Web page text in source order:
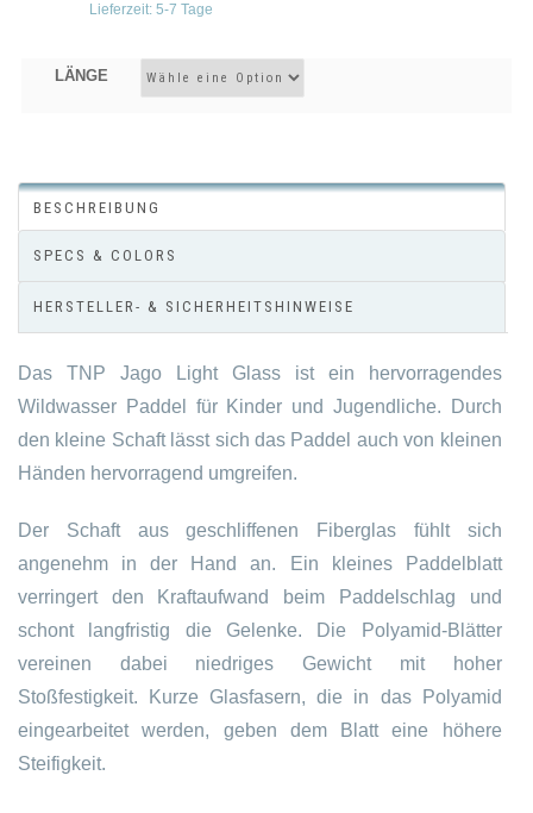
Lieferzeit: 5-7 Tage
LÄNGE
BESCHREIBUNG
SPECS & COLORS
HERSTELLER- & SICHERHEITSHINWEISE
Das TNP Jago Light Glass ist ein hervorragendes
Wildwasser Paddel für Kinder und Jugendliche. Durch
den kleine Schaft lässt sich das Paddel auch von kleinen
Händen hervorragend umgreifen.
Der Schaft aus geschliffenen Fiberglas fühlt sich
angenehm in der Hand an. Ein kleines Paddelblatt
verringert den Kraftaufwand beim Paddelschlag und
schont langfristig die Gelenke. Die Polyamid-Blätter
vereinen dabei niedriges Gewicht mit hoher
Stoßfestigkeit. Kurze Glasfasern, die in das Polyamid
eingearbeitet werden, geben dem Blatt eine höhere
Steifigkeit.